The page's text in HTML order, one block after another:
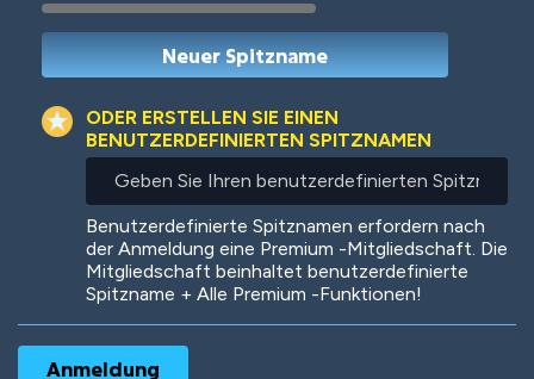
Woof Jungle Cats
Colorful
ODER ERSTELLEN SIE EINEN
BENUTZERDEFINIERTEN SPITZNAMEN
benutzerdefinierten
Spitznamen
Benutzerdefinierte Spitznamen erfordern nach
der Anmeldung eine Premium -Mitgliedschaft. Die
Mitgliedschaft beinhaltet benutzerdefinierte
Spitzname + Alle Premium -Funktionen!